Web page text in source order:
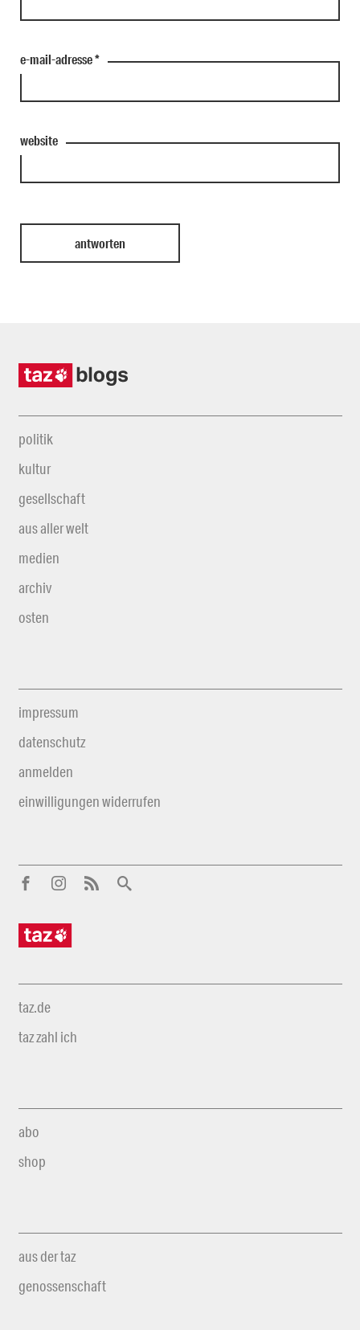
e-mail-adresse*
website
politik
kultur
gesellschaft
aus aller welt
medien
archiv
osten
impressum
datenschutz
anmelden
einwilligungen widerrufen
taz.de
taz zahl ich
abo
shop
aus der taz
genossenschaft